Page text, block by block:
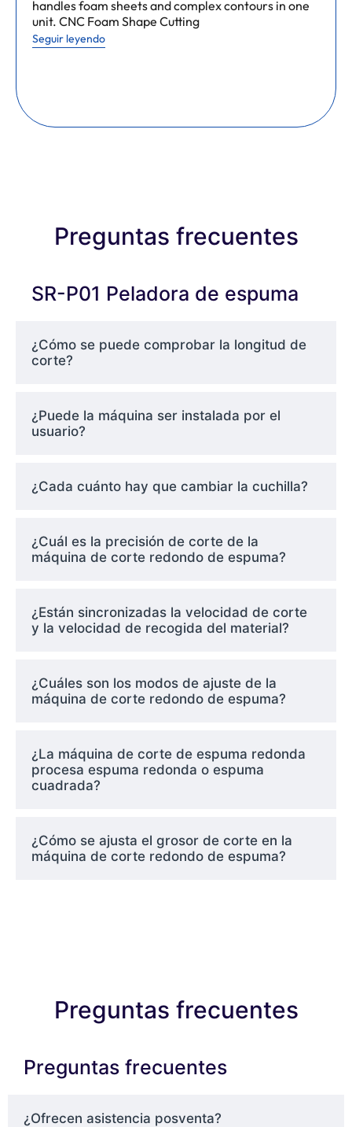
handles foam sheets and complex contours in one
unit. CNC Foam Shape Cutting
Seguir leyendo
Preguntas frecuentes
SR-P01 Peladora de espuma
¿Cómo se puede comprobar la longitud de
corte?
¿Puede la máquina ser instalada por el
usuario?
¿Cada cuánto hay que cambiar la cuchilla?
¿Cuál es la precisión de corte de la
máquina de corte redondo de espuma?
¿Están sincronizadas la velocidad de corte
y la velocidad de recogida del material?
¿Cuáles son los modos de ajuste de la
máquina de corte redondo de espuma?
¿La máquina de corte de espuma redonda
procesa espuma redonda o espuma
cuadrada?
¿Cómo se ajusta el grosor de corte en la
máquina de corte redondo de espuma?
Preguntas frecuentes
Preguntas frecuentes
¿Ofrecen asistencia posventa?